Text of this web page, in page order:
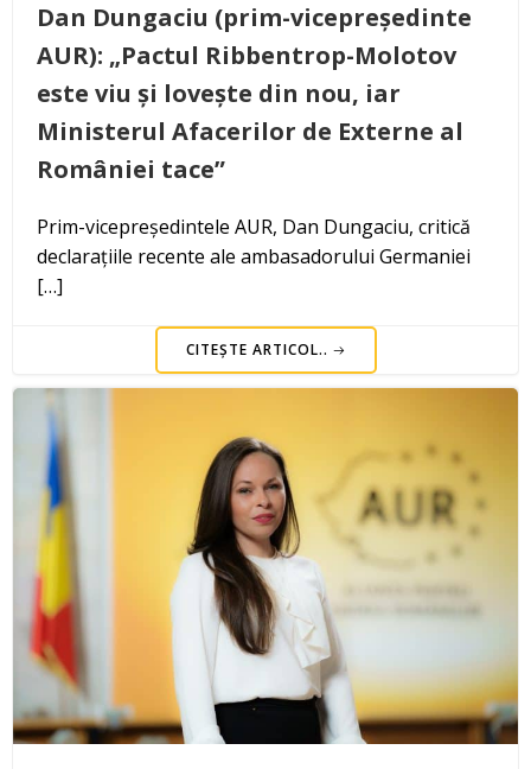
Dan Dungaciu (prim-vicepreședinte
AUR): „Pactul Ribbentrop-Molotov
este viu și lovește din nou, iar
Ministerul Afacerilor de Externe al
României tace”
Prim-vicepreședintele AUR, Dan Dungaciu, critică
declarațiile recente ale ambasadorului Germaniei
[…]
CITEȘTE ARTICOL..